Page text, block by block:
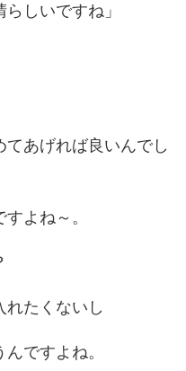
しいですね」
あげれば良いんでし
よね～。
れたくないし
ですよね。